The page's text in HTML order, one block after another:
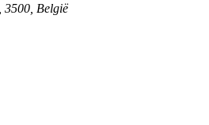
3500 België